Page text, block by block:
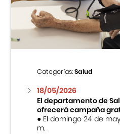
Centro Cultural
Museo de la
Fondo Editorial
Teatro Peruano
Categorías:Salud
18/05/2026
El departamento de
ofrecerá campaña
● El domingo 24 de
m.